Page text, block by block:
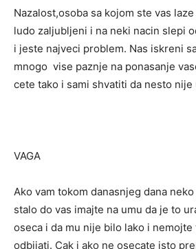
Nazalost,osoba sa kojom ste vas
ludo zaljubljeni i na neki nacin slepi
i jeste najveci problem. Nas iskreni
mnogo vise paznje na ponasanje
cete tako i sami shvatiti da nesto
VAGA
Ako vam tokom danasnjeg dana
stalo do vas imajte na umu da je to
oseca i da mu nije bilo lako i nemojte
odbijati. Cak i ako ne osecate isto